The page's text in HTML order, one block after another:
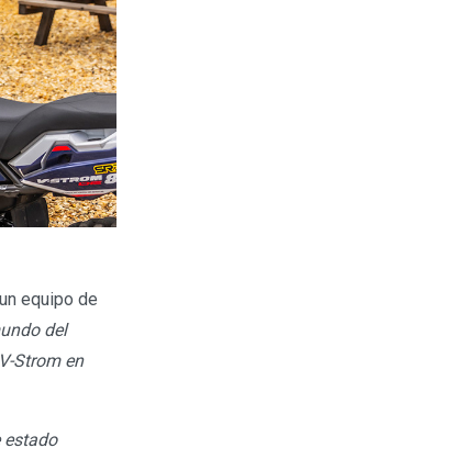
equipo de
del
Strom en
estado